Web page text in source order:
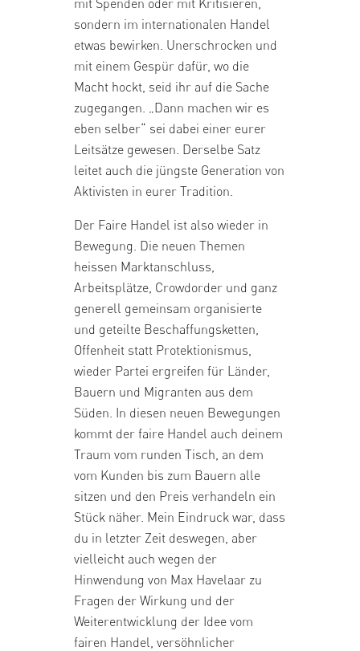
sondern im internationalen Handel
etwas bewirken. Unerschrocken und
mit einem Gespür dafür, wo die
Macht hockt, seid ihr auf die Sache
zugegangen. „Dann machen wir es
eben selber“ sei dabei einer eurer
Leitsätze gewesen. Derselbe Satz
leitet auch die jüngste Generation von
Aktivisten in eurer Tradition.
Der Faire Handel ist also wieder in
Bewegung. Die neuen Themen
heissen Marktanschluss,
Arbeitsplätze, Crowdorder und ganz
generell gemeinsam organisierte
und geteilte Beschaffungsketten,
Offenheit statt Protektionismus,
wieder Partei ergreifen für Länder,
Bauern und Migranten aus dem
Süden. In diesen neuen Bewegungen
kommt der faire Handel auch deinem
Traum vom runden Tisch, an dem
vom Kunden bis zum Bauern alle
sitzen und den Preis verhandeln ein
Stück näher. Mein Eindruck war, dass
du in letzter Zeit deswegen, aber
vielleicht auch wegen der
Hinwendung von Max Havelaar zu
Fragen der Wirkung und der
Weiterentwicklung der Idee vom
fairen Handel, versöhnlicher